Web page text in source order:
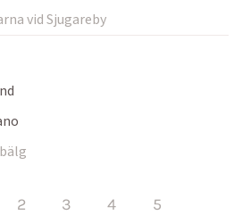
vid Sjugareby
2 3 4
5